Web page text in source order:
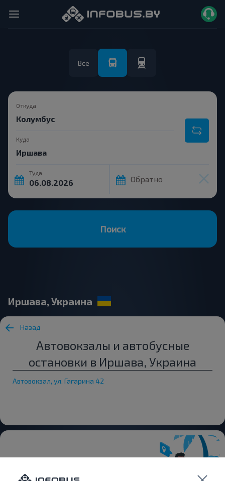
Все
Откуда
Куда
Туда
Обратно
Поиск
Иршава, Украина
Назад
Автовокзалы и автобусные
остановки в Иршава, Украина
Автовокзал, ул. Гагарина 42